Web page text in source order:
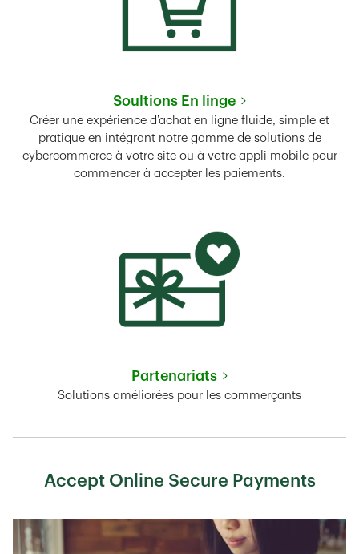
Soultions En linge
Link Opens in New Tab
Créer une expérience d’achat en ligne fluide, simple et
pratique en intégrant notre gamme de solutions de
cybercommerce à votre site ou à votre appli mobile pour
commencer à accepter les paiements.
Partenariats
Link Opens in New Tab
Solutions améliorées pour les commerçants
Accept Online Secure Payments